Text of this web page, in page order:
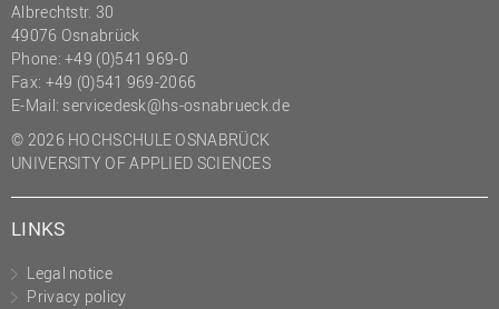
Studium und Lehre
Transfer- und
Innovationsmanagement
Albrechtstr. 30
49076 Osnabrück
Phone: +49 (0)541 969-0
Fax: +49 (0)541 969-2066
E-Mail: servicedesk@hs-osnabrueck.de
© 2026 HOCHSCHULE OSNABRÜCK
UNIVERSITY OF APPLIED SCIENCES
LINKS
Legal notice
Privacy policy